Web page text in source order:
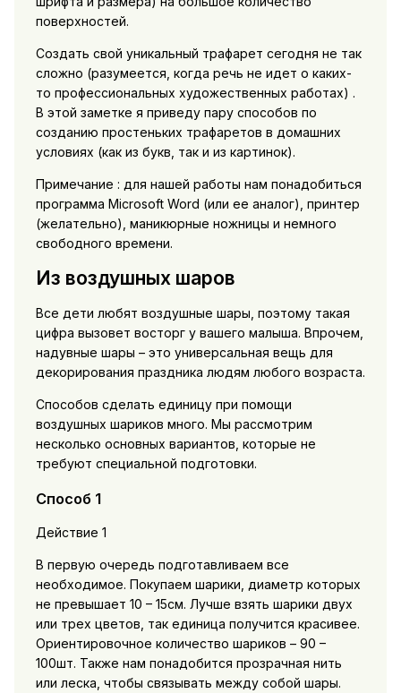
поверхностей.
Создать свой уникальный трафарет сегодня не так
сложно (разумеется, когда речь не идет о каких-
то профессиональных художественных работах) .
В этой заметке я приведу пару способов по
созданию простеньких трафаретов в домашних
условиях (как из букв, так и из картинок).
Примечание : для нашей работы нам понадобиться
программа Microsoft Word (или ее аналог), принтер
(желательно), маникюрные ножницы и немного
свободного времени.
Из воздушных шаров
Все дети любят воздушные шары, поэтому такая
цифра вызовет восторг у вашего малыша. Впрочем,
надувные шары – это универсальная вещь для
декорирования праздника людям любого возраста.
Способов сделать единицу при помощи
воздушных шариков много. Мы рассмотрим
несколько основных вариантов, которые не
требуют специальной подготовки.
Способ 1
Действие 1
В первую очередь подготавливаем все
необходимое. Покупаем шарики, диаметр которых
не превышает 10 – 15см. Лучше взять шарики двух
или трех цветов, так единица получится красивее.
Ориентировочное количество шариков – 90 –
100шт. Также нам понадобится прозрачная нить
или леска, чтобы связывать между собой шары.